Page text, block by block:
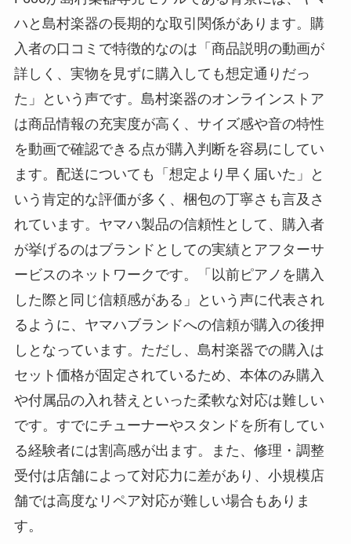
ハと島村楽器の長期的な取引関係があります。購
入者の口コミで特徴的なのは「商品説明の動画が
詳しく、実物を見ずに購入しても想定通りだっ
た」という声です。島村楽器のオンラインストア
は商品情報の充実度が高く、サイズ感や音の特性
を動画で確認できる点が購入判断を容易にしてい
ます。配送についても「想定より早く届いた」と
いう肯定的な評価が多く、梱包の丁寧さも言及さ
れています。ヤマハ製品の信頼性として、購入者
が挙げるのはブランドとしての実績とアフターサ
ービスのネットワークです。「以前ピアノを購入
した際と同じ信頼感がある」という声に代表され
るように、ヤマハブランドへの信頼が購入の後押
しとなっています。ただし、島村楽器での購入は
セット価格が固定されているため、本体のみ購入
や付属品の入れ替えといった柔軟な対応は難しい
です。すでにチューナーやスタンドを所有してい
る経験者には割高感が出ます。また、修理・調整
受付は店舗によって対応力に差があり、小規模店
舗では高度なリペア対応が難しい場合もありま
す。